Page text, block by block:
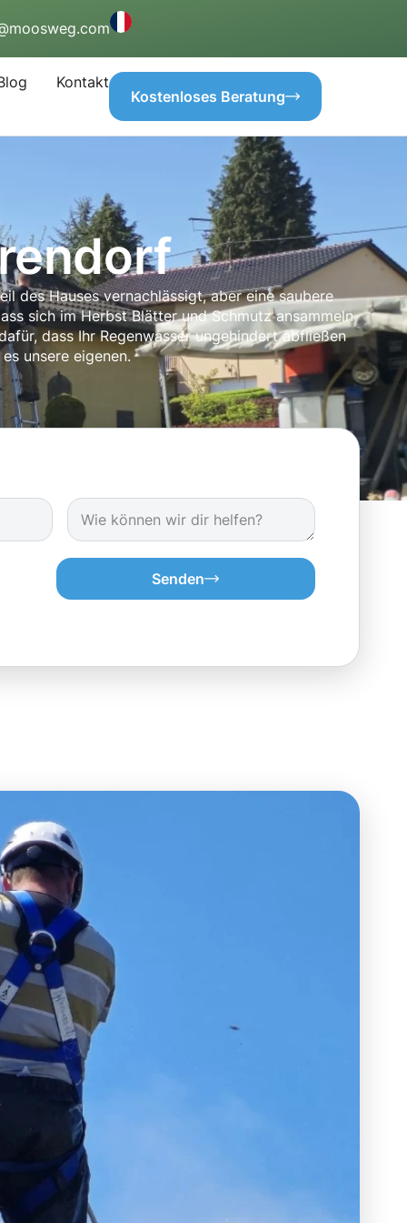
Kontakt
Kostenloses Beratung
des Hauses vernachlässigt, aber eine saubere
sich im Herbst Blätter und Schmutz ansammeln
dass Ihr Regenwasser ungehindert abfließen
unsere eigenen.
Senden